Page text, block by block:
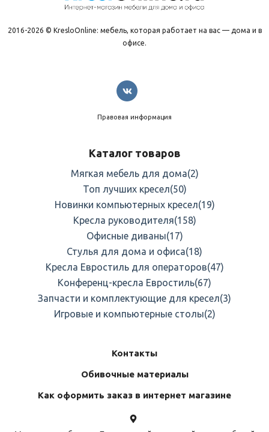
2016-2026 © KresloOnline: мебель, которая работает на вас — дома и в
офисе.
Правовая информация
Каталог товаров
Мягкая мебель для дома(2)
Топ лучших кресел(50)
Новинки компьютерных кресел(19)
Кресла руководителя(158)
Офисные диваны(17)
Стулья для дома и офиса(18)
Кресла Евростиль для операторов(47)
Конференц-кресла Евростиль(67)
Запчасти и комплектующие для кресел(3)
Игровые и компьютерные столы(2)
Контакты
Обивочные материалы
Как оформить заказ в интернет магазине